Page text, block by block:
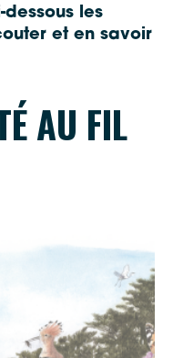
les
et en savoir
AU FIL